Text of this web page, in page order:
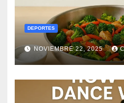
DEPORTES
NOVIEMBRE 22, 2025